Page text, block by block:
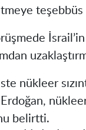
nükleer
belirtti.